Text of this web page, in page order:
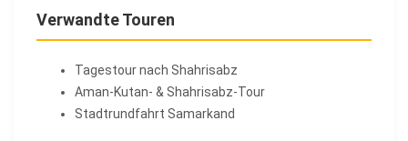
Verwandte Touren
Tagestour nach Shahrisabz
Aman-Kutan- & Shahrisabz-Tour
Stadtrundfahrt Samarkand